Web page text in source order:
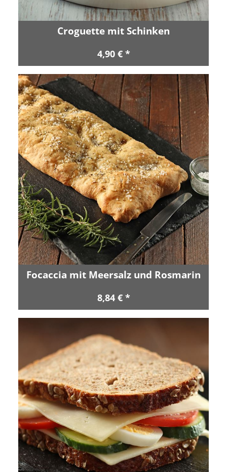
Croguette mit Schinken
4,90 € *
Focaccia mit Meersalz und Rosmarin
8,84 € *